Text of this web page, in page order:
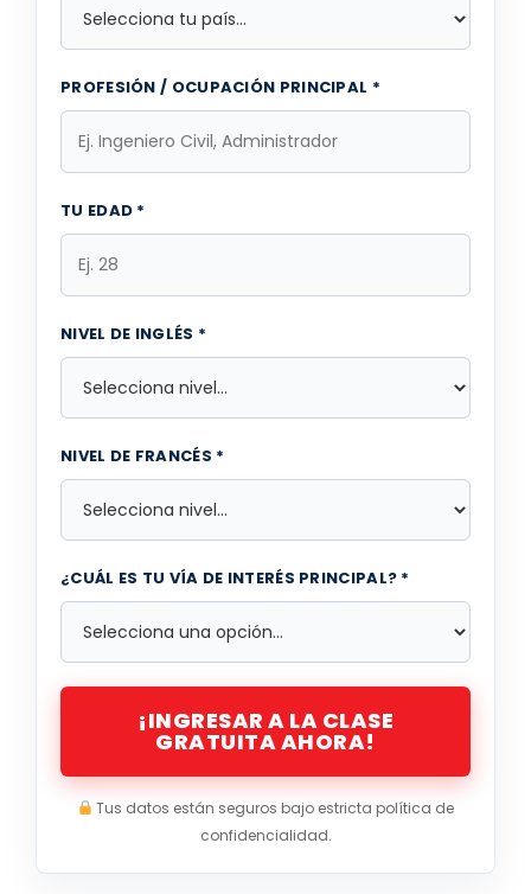
PROFESIÓN / OCUPACIÓN PRINCIPAL *
TU EDAD *
NIVEL DE INGLÉS *
NIVEL DE FRANCÉS *
¿CUÁL ES TU VÍA DE INTERÉS PRINCIPAL? *
¡INGRESAR A LA CLASE
GRATUITA AHORA!
Tus datos están seguros bajo estricta política de
confidencialidad.